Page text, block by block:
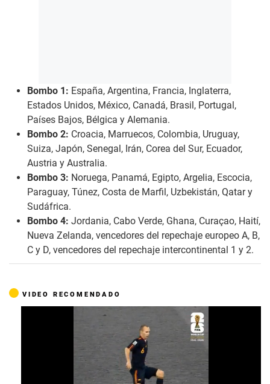
Bombo 1: España, Argentina, Francia, Inglaterra,
Estados Unidos, México, Canadá, Brasil, Portugal,
Países Bajos, Bélgica y Alemania.
Bombo 2: Croacia, Marruecos, Colombia, Uruguay,
Suiza, Japón, Senegal, Irán, Corea del Sur, Ecuador,
Austria y Australia.
Bombo 3: Noruega, Panamá, Egipto, Argelia, Escocia,
Paraguay, Túnez, Costa de Marfil, Uzbekistán, Qatar y
Sudáfrica.
Bombo 4: Jordania, Cabo Verde, Ghana, Curaçao, Haití,
Nueva Zelanda, vencedores del repechaje europeo A, B,
C y D, vencedores del repechaje intercontinental 1 y 2.
VIDEO RECOMENDADO